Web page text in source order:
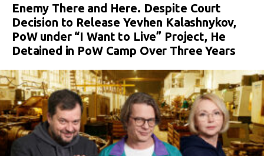
Enemy There and Here. Despite Court
Decision to Release Yevhen Kalashnykov,
PoW under “I Want to Live” Project, He
Detained in PoW Camp Over Three Years